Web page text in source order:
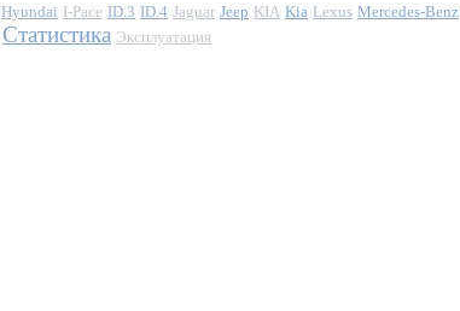
Hyundai I-Pace ID.3 ID.4 Jaguar Jeep KIA Kia Lexus Mercedes-Benz
Статистика Эксплуатация